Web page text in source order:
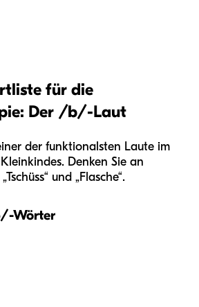
für die
Der /b/-Laut
der funktionalsten Laute im
Denken Sie an
und „Flasche“.
Wörter